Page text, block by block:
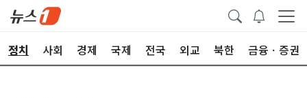
정치 사회 경제 국제 전국 외교 북한 금융ㆍ증권